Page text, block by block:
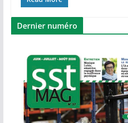
Dernier numéro